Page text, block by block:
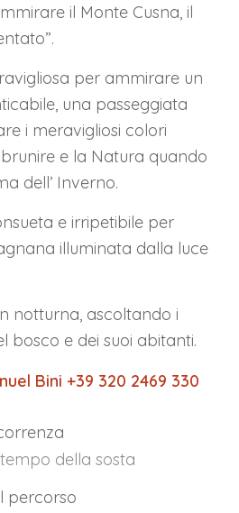
il Monte Cusna, il
per ammirare un
una passeggiata
i meravigliosi colori
e la Natura quando
dell’ Inverno.
e irripetibile per
illuminata dalla luce
notturna, ascoltando i
bosco e dei suoi abitanti.
Bini +39 320 2469 330
della sosta
percorso